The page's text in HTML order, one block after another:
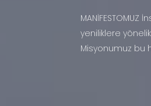
MANİFESTOMUZ
yeniliklere
Misyonumuz bu